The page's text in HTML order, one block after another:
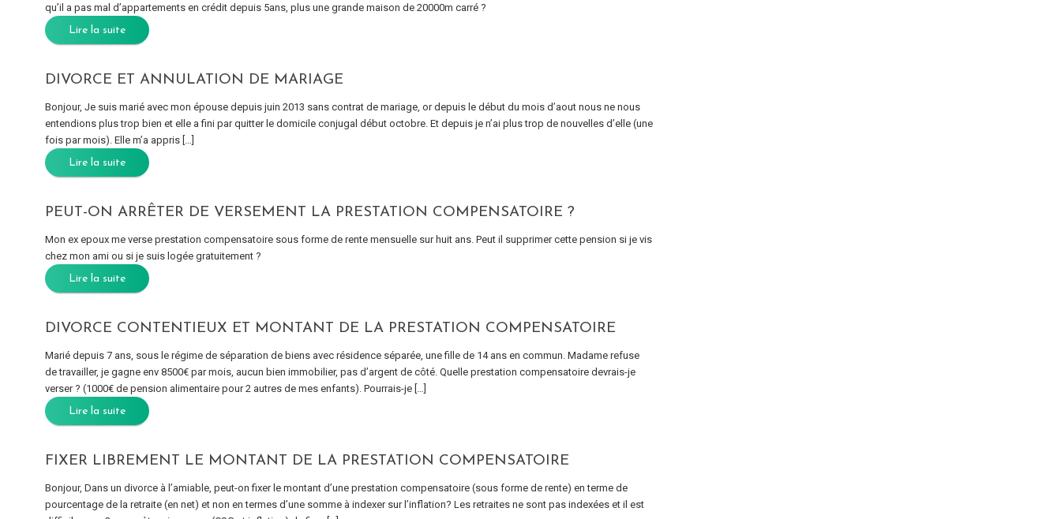
qu’il a pas mal d’appartements en crédit depuis 5ans, plus une grande maison de 20000m carré ?
Lire la suite
DIVORCE ET ANNULATION DE MARIAGE
Bonjour, Je suis marié avec mon épouse depuis juin 2013 sans contrat de mariage, or depuis le début du mois d’aout nous ne nous
entendions plus trop bien et elle a fini par quitter le domicile conjugal début octobre. Et depuis je n’ai plus trop de nouvelles d’elle (une
fois par mois). Elle m’a appris […]
Lire la suite
PEUT-ON ARRÊTER DE VERSEMENT LA PRESTATION COMPENSATOIRE ?
Mon ex epoux me verse prestation compensatoire sous forme de rente mensuelle sur huit ans. Peut il supprimer cette pension si je vis
chez mon ami ou si je suis logée gratuitement ?
Lire la suite
DIVORCE CONTENTIEUX ET MONTANT DE LA PRESTATION COMPENSATOIRE
Marié depuis 7 ans, sous le régime de séparation de biens avec résidence séparée, une fille de 14 ans en commun. Madame refuse
de travailler, je gagne env 8500€ par mois, aucun bien immobilier, pas d’argent de côté. Quelle prestation compensatoire devrais-je
verser ? (1000€ de pension alimentaire pour 2 autres de mes enfants). Pourrais-je […]
Lire la suite
FIXER LIBREMENT LE MONTANT DE LA PRESTATION COMPENSATOIRE
Bonjour, Dans un divorce à l’amiable, peut-on fixer le montant d’une prestation compensatoire (sous forme de rente) en terme de
pourcentage de la retraite (en net) et non en termes d’une somme à indexer sur l’inflation? Les retraites ne sont pas indexées et il est